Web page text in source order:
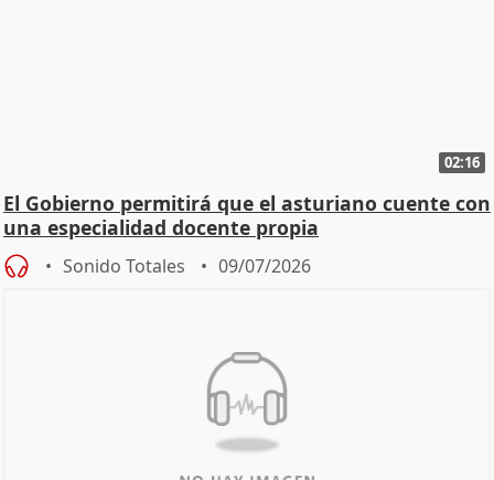
02:16
El Gobierno permitirá que el asturiano cuente con
una especialidad docente propia
Sonido Totales 09/07/2026